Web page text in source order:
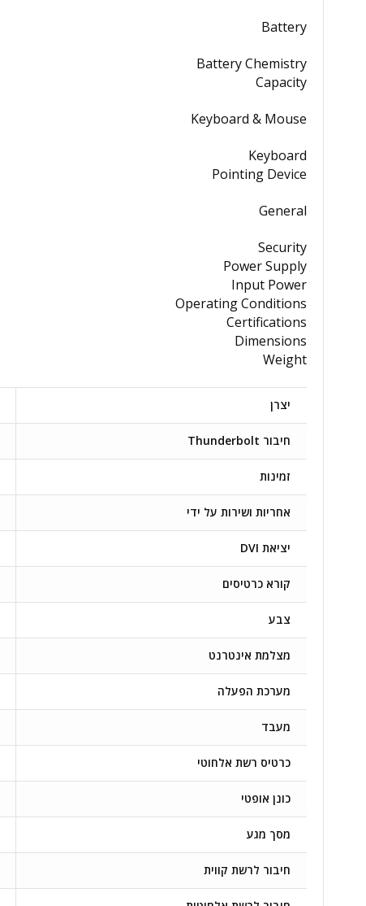
Battery
Battery Chemistry
Capacity
Keyboard & Mouse
Keyboard
Pointing Device
General
Security
Power Supply
Input Power
Operating Conditions
Certifications
Dimensions
Weight
יצרן
חיבור Thunderbolt
זמינות
אחריות ושירות על ידי
יציאת DVI
קורא כרטיסים
צבע
מצלמת אינטרנט
מערכת הפעלה
מעבד
כרטיס רשת אלחוטי
כונן אופטי
מסך מגע
חיבור לרשת קווית